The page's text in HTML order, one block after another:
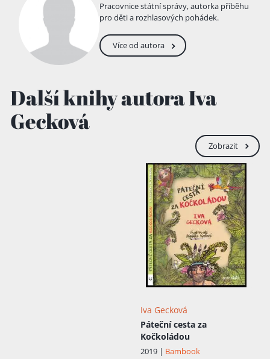
Pracovnice státní správy, autorka příběhu
pro děti a rozhlasových pohádek.
Více od autora
Další knihy autora Iva
Gecková
Zobrazit
Iva Gecková
Páteční cesta za
Kočkoládou
2019 | Bambook